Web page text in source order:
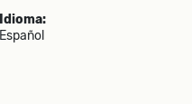
Idioma:
Español